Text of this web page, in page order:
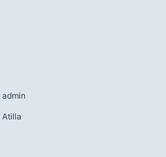
admin
Atilla